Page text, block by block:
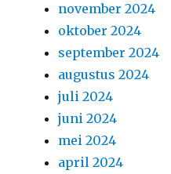
november 2024
oktober 2024
september 2024
augustus 2024
juli 2024
juni 2024
mei 2024
april 2024